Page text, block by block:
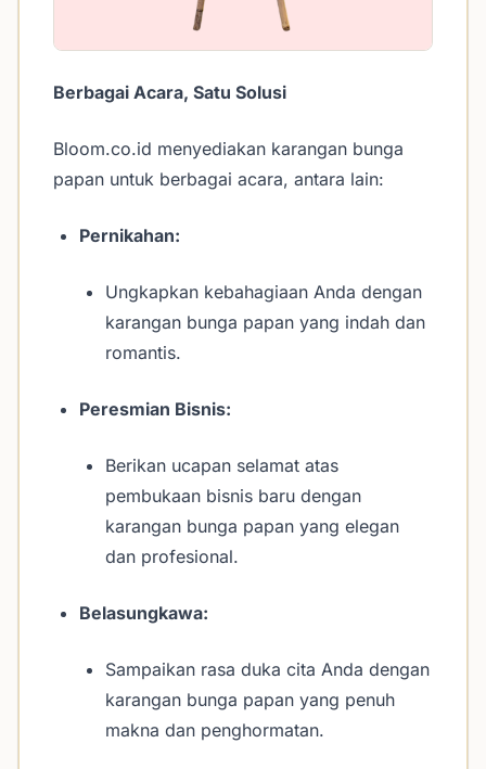
Berbagai Acara, Satu Solusi
Bloom.co.id menyediakan karangan bunga
papan untuk berbagai acara, antara lain:
Pernikahan:
Ungkapkan kebahagiaan Anda dengan
karangan bunga papan yang indah dan
romantis.
Peresmian Bisnis:
Berikan ucapan selamat atas
pembukaan bisnis baru dengan
karangan bunga papan yang elegan
dan profesional.
Belasungkawa:
Sampaikan rasa duka cita Anda dengan
karangan bunga papan yang penuh
makna dan penghormatan.